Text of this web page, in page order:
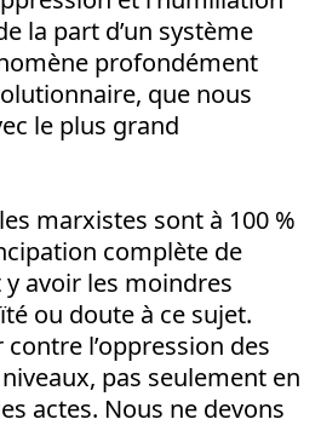
la part d’un système
profondément
que nous
le plus grand
marxistes sont à 100 %
complète de
avoir les moindres
ou doute à ce sujet.
l’oppression des
pas seulement en
actes. Nous ne devons